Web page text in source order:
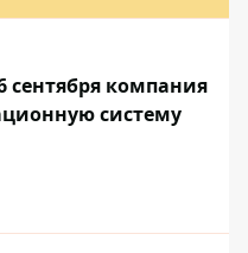
сентября компания
систему